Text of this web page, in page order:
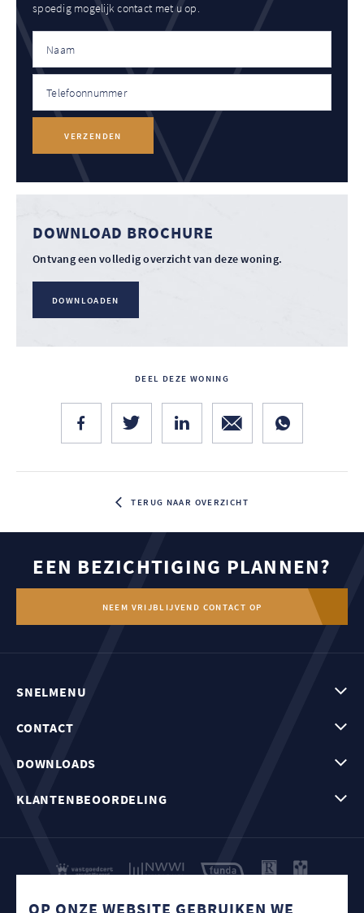
spoedig mogelijk contact met u op.
VERZENDEN
DOWNLOAD BROCHURE
Ontvang een volledig overzicht van deze woning.
DOWNLOADEN
TERUG NAAR OVERZICHT
DEEL DEZE WONING
EEN BEZICHTIGING PLANNEN?
NEEM VRIJBLIJVEND CONTACT OP
SNELMENU
CONTACT
DOWNLOADS
KLANTENBEOORDELING
COOKIE BELEID
OP ONZE WEBSITE GEBRUIKEN WE